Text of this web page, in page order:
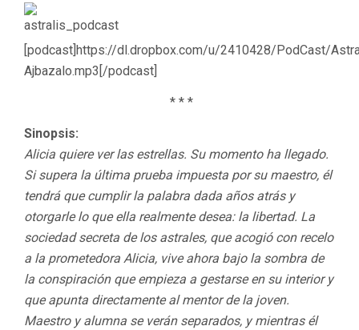
[podcast]https://dl.dropbox.com/u/2410428/PodCast/
Ajbazalo.mp3[/podcast]
* * *
Sinopsis:
Alicia quiere ver las estrellas. Su momento ha llegado.
Si supera la última prueba impuesta por su maestro, él
tendrá que cumplir la palabra dada años atrás y
otorgarle lo que ella realmente desea: la libertad. La
sociedad secreta de los astrales, que acogió con recelo
a la prometedora Alicia, vive ahora bajo la sombra de
la conspiración que empieza a gestarse en su interior y
que apunta directamente al mentor de la joven.
Maestro y alumna se verán separados, y mientras él